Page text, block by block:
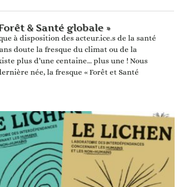
& Santé globale »
à disposition des acteur.ice.s de la santé
doute la fresque du climat ou de la
plus d’une centaine… plus une ! Nous
née, la fresque « Forêt et Santé